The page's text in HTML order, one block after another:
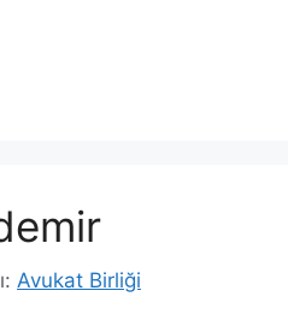
Avukat Birliği